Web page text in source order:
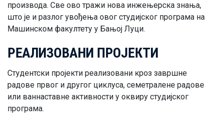
производа. Све ово тражи нова инжењерска знања,
што је и разлог увођења овог студијског програма на
Машинском факултету у Бањој Луци.
РЕАЛИЗОВАНИ ПРОЈЕКТИ
Студентски пројекти реализовани кроз завршне
радове првог и другог циклуса, семетралене радове
или ваннаставне активности у оквиру студијског
програма.